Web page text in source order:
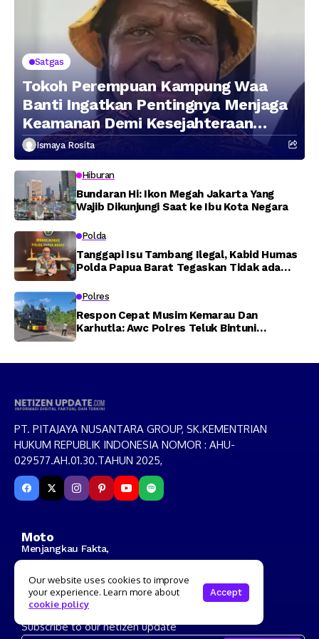
Satgas
Tokoh Perempuan Kampung Waa
Banti Ingatkan Pentingnya Menjaga
Keamanan Demi Kesejahteraan
Masyarakat
Ismaya Rosita
Hiburan
Bundaran Hi: Ikon Megah Jakarta Yang
Wajib Dikunjungi Saat ke Ibu Kota Negara
Polda
Tanggapi Isu Tambang Ilegal, Kabid Humas
Polda Papua Barat Tegaskan Tidak ada
Polres
Respon Cepat Musim Kemarau Dan
Karhutla: Awc Polres Teluk Bintuni
PT. PITAJAYA NUSANTARA GROUP, SK.KEMENTRIAN
HUKUM REPUBLIK INDONESIA NOMOR : AHU-
029577.AH.01.30.TAHUN 2025,
Moto
Menjangkau Fakta,
email: netizenupdate@gmail.com
Subscribe to our netizen update
Our website uses cookies to improve
your experience. Learn more about
cookie policy
Accept